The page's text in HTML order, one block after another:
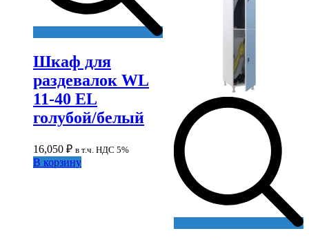
Шкаф для
раздевалок WL
11-40 EL
голубой/белый
16,050 ₽ в т.ч. НДС 5%
В корзину